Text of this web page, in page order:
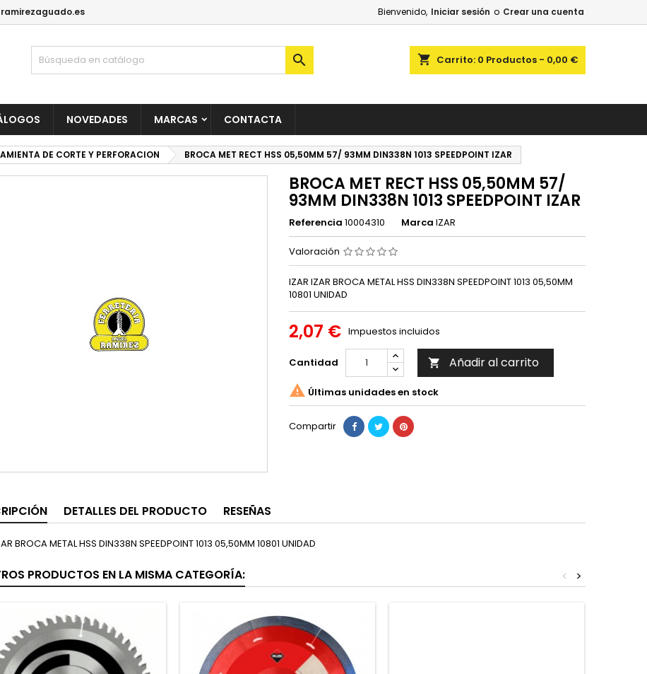
Bienvenido, Iniciar sesión o Crear una cuenta
shopping_cart Carrito: 0 Productos - 0,00 €

NOVEDADES MARCAS CONTACTA
DE CORTE Y PERFORACION BROCA MET RECT HSS 05,50MM 57/ 93MM DIN338N 1013 SPEEDPOINT IZAR
BROCA MET RECT HSS 05,50MM 57/
93MM DIN338N 1013 SPEEDPOINT IZAR
Referencia 10004310 Marca IZAR
Valoración
IZAR IZAR BROCA METAL HSS DIN338N SPEEDPOINT 1013 05,50MM
10801 UNIDAD
2,07 € Impuestos incluidos
Cantidad  Añadir al carrito
 Últimas unidades en stock
Compartir
DETALLES DEL PRODUCTO RESEÑAS
BROCA METAL HSS DIN338N SPEEDPOINT 1013 05,50MM 10801 UNIDAD
PRODUCTOS EN LA MISMA CATEGORÍA: >
<